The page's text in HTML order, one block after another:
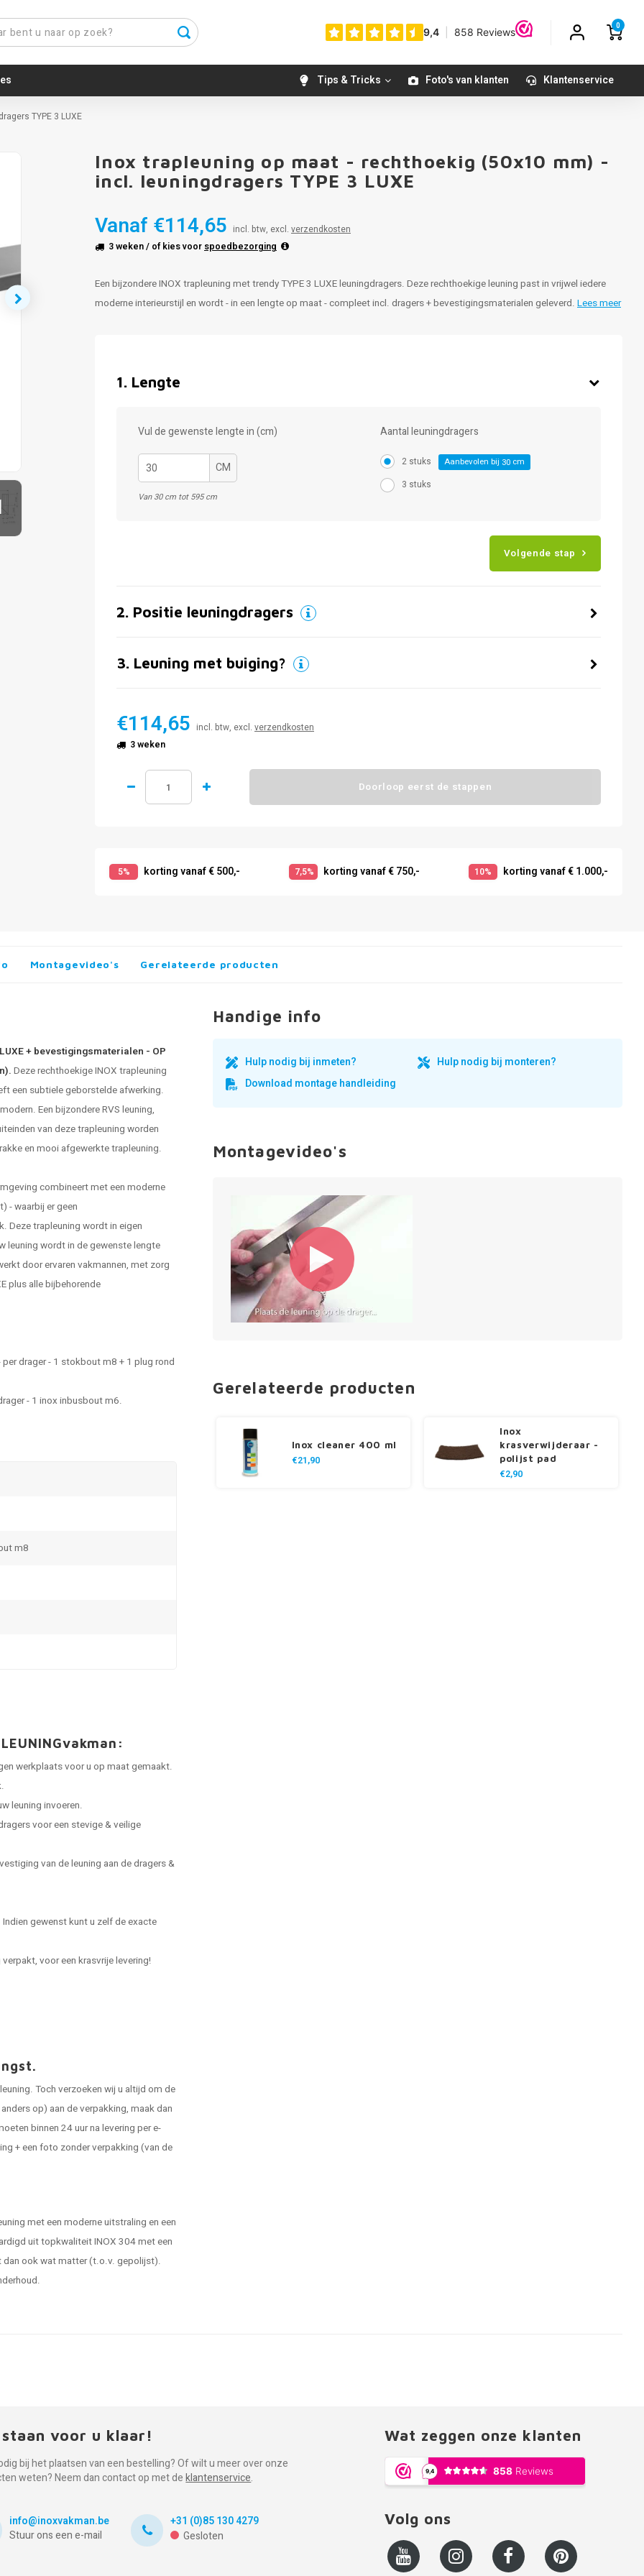
0
Tips & Tricks Foto's van klanten Klantenservice
TYPE 3 LUXE
Inox trapleuning op maat - rechthoekig (50x10 mm) -
incl. leuningdragers TYPE 3 LUXE
Vanaf €114,65 incl. btw, excl. verzendkosten
3 weken/ of kies voor spoedbezorging
Een bijzondere INOX trapleuning met trendy TYPE 3 LUXE leuningdragers. Deze rechthoekige leuning past in vrijwel iedere
moderne interieurstijl en wordt - in een lengte op maat - compleet incl. dragers + bevestigingsmaterialen geleverd. Lees meer
1. Lengte
Vul de gewenste lengte in (cm)
CM
Van 30 cm tot 595 cm
Aantal leuningdragers
2 stuks Aanbevolen bij 30 cm
3 stuks
Volgende stap
2. Positie leuningdragers
3. Leuning met buiging?
€114,65 incl. btw, excl. verzendkosten
3 weken
Doorloop eerst de stappen
5% korting vanaf € 500,- 7,5% korting vanaf € 750,- 10% korting vanaf € 1.000,-
Montagevideo's Gerelateerde producten
+ bevestigingsmaterialen - OP
Deze rechthoekige INOX trapleuning
een subtiele geborstelde afwerking.
Een bijzondere RVS leuning,
van deze trapleuning worden
en mooi afgewerkte trapleuning.
combineert met een moderne
- waarbij er geen
Deze trapleuning wordt in eigen
leuning wordt in de gewenste lengte
door ervaren vakmannen, met zorg
plus alle bijbehorende
drager - 1 stokbout m8 + 1 plug rond
- 1 inox inbusbout m6.
m8
werkplaats voor u op maat gemaakt.
leuning invoeren.
voor een stevige & veilige
van de leuning aan de dragers &
gewenst kunt u zelf de exacte
voor een krasvrije levering!
Toch verzoeken wij u altijd om de
op) aan de verpakking, maak dan
binnen 24 uur na levering per e-
+ een foto zonder verpakking (van de
met een moderne uitstraling en een
uit topkwaliteit INOX 304 met een
ook wat matter (t.o.v. gepolijst).
Handige info
Hulp nodig bij inmeten?
Hulp nodig bij monteren?
Download montage handleiding
Montagevideo's
Gerelateerde producten
Inox cleaner 400 ml
€21,90
Inox
krasverwijderaar -
polijst pad
€2,90
voor u klaar!
bij het plaatsen van een bestelling? Of wilt u meer over onze
weten? Neem dan contact op met deklantenservice.
info@inoxvakman.be
Stuur ons een e-mail
+31 (0)85 130 4279
Gesloten
Wat zeggen onze klanten
Volg ons